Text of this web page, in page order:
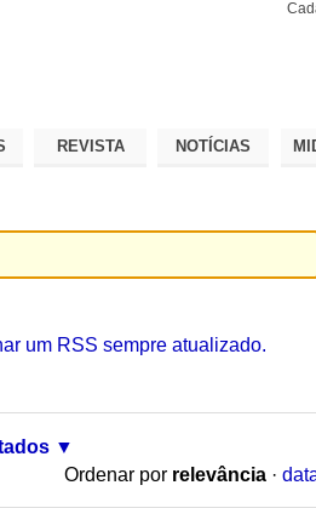
REVISTA NOTÍCIAS
um RSS sempre atualizado.
Ordenar por relevância ·